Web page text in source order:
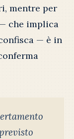
mentre per
che implica
— è in